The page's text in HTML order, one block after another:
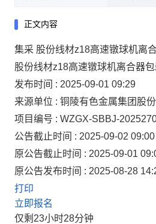
正文内容
集采 股份线材z18高速镦球机离
股份线材z18高速镦球机离合器
发布时间 : 2025-09-01 09:29
来源单位 : 铜陵有色金属集团股
项目编号 : WZGX-SBBJ-
公告截止时间 : 2025-09-02 09:00
原公告截止时间 : 2025-09-01
原公告发布时间 : 2025-08-28
打印
立即报名
仅剩23小时28分钟